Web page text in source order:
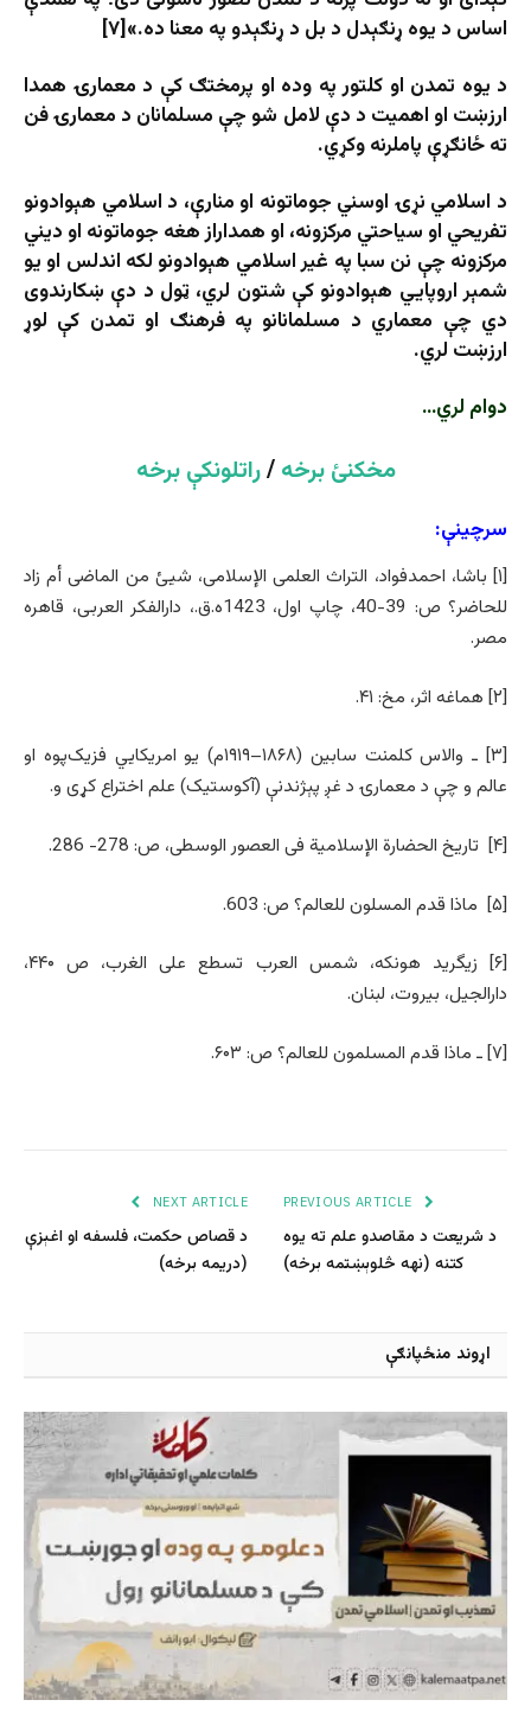
اساس د یوه ړنګېدل د بل د ړنګېدو په معنا ده.»[۷]
د یوه تمدن او کلتور په وده او پرمختګ کې د معمارۍ همدا
ارزښت او اهمیت د دې لامل شو چې مسلمانان د معمارۍ فن
ته ځانګړې پاملرنه وکړي.
د اسلامي نړۍ اوسني جوماتونه او منارې، د اسلامي هېوادونو
تفریحي او سیاحتي مرکزونه، او همداراز هغه جوماتونه او دیني
مرکزونه چې نن سبا په غیر اسلامي هېوادونو لکه اندلس او یو
شمېر اروپایي هېوادونو کې شتون لري، ټول د دې ښکارندوی
دي چې معماري د مسلمانانو په فرهنګ او تمدن کې لوړ
ارزښت لري.
دوام لري…
مخکنئ برخه/راتلونکې برخه
سرچینې:
[۱] باشا، احمدفواد، التراث العلمی الإسلامی، شیئ من الماضی أم زاد
للحاضر؟ ص: 39-40، چاپ اول، 1423ه.ق.، دارالفکر العربی، قاهره
مصر.
[۲] هماغه اثر، مخ: ۴۱.
[۳] ـ والاس کلمنت سابین (۱۸۶۸–۱۹۱۹م) یو امریکایي فزیک‌پوه او
عالم و چې د معمارۍ د غږ پېژندنې (آکوستیک) علم اختراع کړی و.
[۴] تاریخ الحضارة الإسلامیة فی العصور الوسطی، ص: 278- 286.
[۵] ماذا قدم المسلون للعالم؟ ص: 603.
[۶] زیگرید هونکه، شمس العرب تسطع علی الغرب، ص ۴۴۰،
دارالجیل، بیروت، لبنان.
[۷] ـ ماذا قدم المسلمون للعالم؟ ص: ۶۰۳.
د شریعت د مقاصدو علم ته یوه
کتنه (نهه څلوېښتمه برخه)
NEXT ARTICLE
د قصاص حکمت، فلسفه او اغېزې
(دريمه برخه)
اړوند منځپانګې